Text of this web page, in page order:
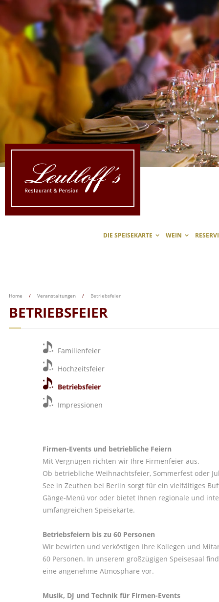
DIE SPEISEKARTE WEIN
BETRIEBSFEIER
Home / Veranstaltungen / Betriebsfeier
Familienfeier
Hochzeitsfeier
Betriebsfeier
Impressionen
Firmen-Events und betriebliche Feiern
Mit Vergnügen richten wir Ihre Firmenfeier aus.
Ob betriebliche Weihnachtsfeier, Sommerfest oder
See in Zeuthen bei Berlin sorgt für ein vielfältiges
Gänge-Menü vor oder bietet Ihnen regionale und
umfangreichen Speisekarte.
Betriebsfeiern bis zu 60 Personen
Wir bewirten und verköstigen Ihre Kollegen und
60 Personen. In unserem großzügigen Speisesaal
eine angenehme Atmosphäre vor.
Musik, DJ und Technik für Firmen-Events